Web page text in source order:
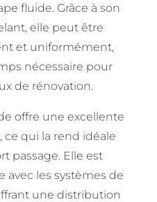
fluide. Grâce à son
elle peut être
et uniformément,
nécessaire pour
de rénovation.
offre une excellente
, ce qui la rend idéale
passage. Elle est
les systèmes de
une distribution